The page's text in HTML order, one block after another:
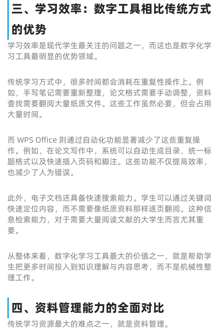
三、学习效率：数字工具相比传统方式
的优势
学习效率是现代学生最关注的问题之一，而这也是数字化学
习工具最明显的优势领域。
传统学习方式中，很多时间都会消耗在重复性操作上。例
如，手写笔记需要重新整理，论文格式需要手动调整，资料
查找需要翻阅大量纸质文件。这些工作虽然必要，但会占用
大量时间。
而 WPS Office 则通过自动化功能显著减少了这些重复操
作。例如，在论文写作中，系统可以自动生成目录、统一标
题格式以及快速插入页码和脚注。这些功能不仅提高效率，
也减少了人为错误。
此外，电子文档还具备快速搜索能力。学生可以通过关键词
快速定位内容，而不需要像纸质资料那样逐页翻阅。这种信
息检索能力，对于需要大量阅读文献的大学生而言尤其重
要。
从整体来看，数字化学习工具最大的价值之一，就是帮助学
生把更多时间投入到知识理解与内容思考，而不是机械性整
理工作。
四、资料管理能力的全面对比
传统学习资源最大的难点之一，就是资料管理。